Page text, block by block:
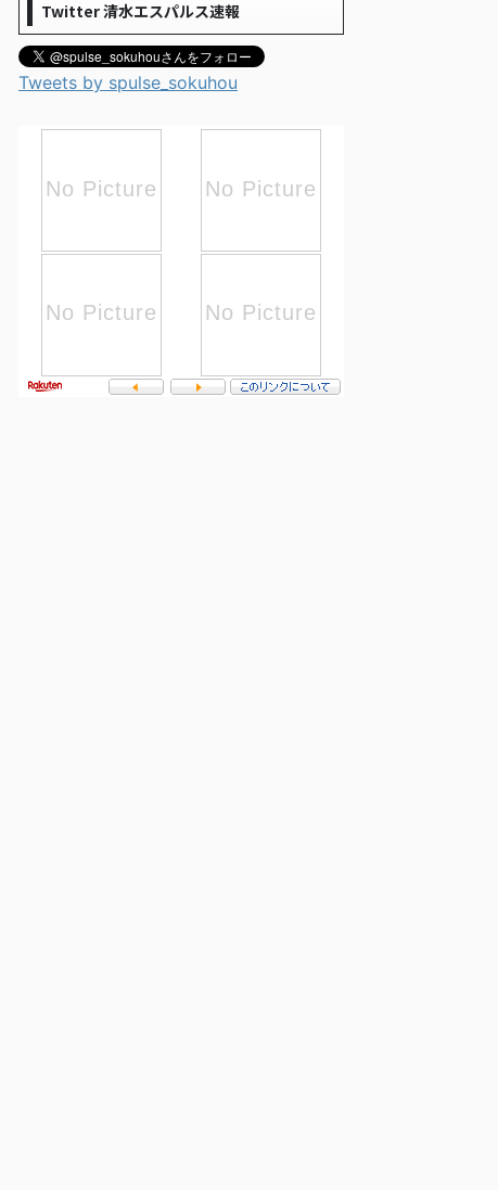
Twitter 清水エスパルス速報
Tweets by spulse_sokuhou